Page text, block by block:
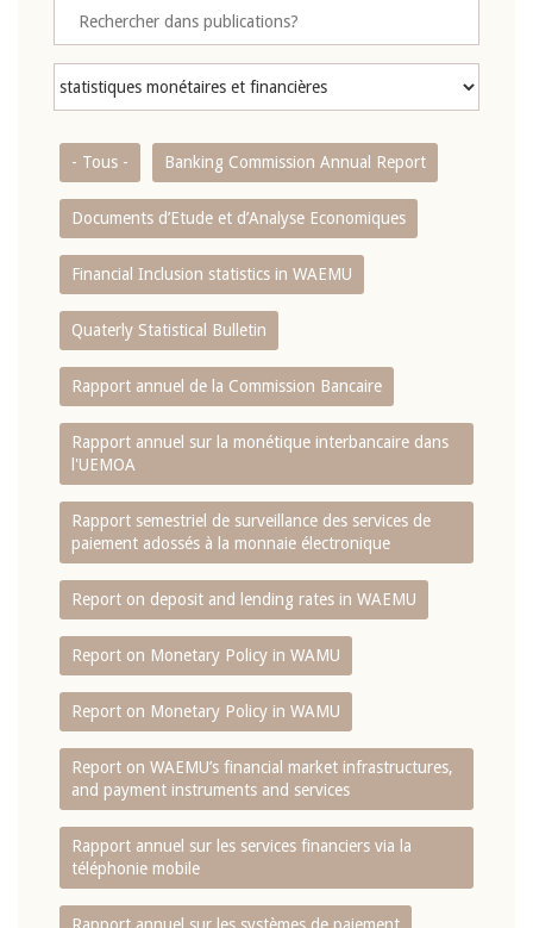
- Tous - Banking Commission Annual Report
Documents d’Etude et d’Analyse Economiques
Financial Inclusion statistics in WAEMU
Quaterly Statistical Bulletin
Rapport annuel de la Commission Bancaire
Rapport annuel sur la monétique interbancaire dans
l'UEMOA
Rapport semestriel de surveillance des services de
paiement adossés à la monnaie électronique
Report on deposit and lending rates in WAEMU
Report on Monetary Policy in WAMU
Report on Monetary Policy in WAMU
Report on WAEMU’s financial market infrastructures,
and payment instruments and services
Rapport annuel sur les services financiers via la
téléphonie mobile